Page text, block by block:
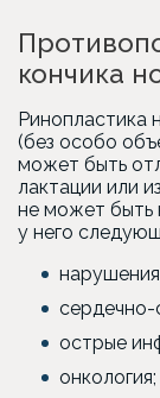
кончика
Ринопластика
(без особо
может быть
лактации или
не может быть
у него
сердечно-
острые
онкология;